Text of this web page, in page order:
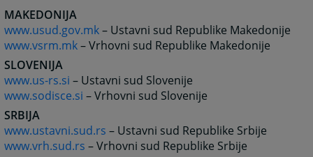
MAKEDONIJA
www.usud.gov.mk– Ustavni sud Republike Makedonije
www.vsrm.mk– Vrhovni sud Republike Makedonije
SLOVENIJA
www.us-rs.si – Ustavni sud Slovenije
www.sodisce.si – Vrhovni sud Slovenije
SRBIJA
www.ustavni.sud.rs – Ustavni sud Republike Srbije
www.vrh.sud.rs – Vrhovni sud Republike Srbije